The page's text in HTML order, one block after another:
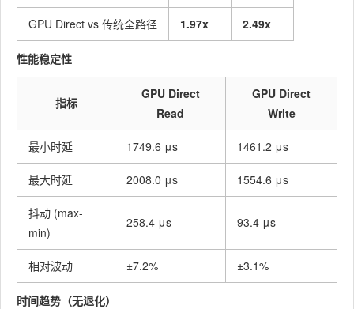
GPU Direct vs 传统全路径 1.97x 2.49x
性能稳定性
指标
GPU Direct
Read
GPU Direct
Write
最小时延 1749.6 μs 1461.2 μs
最大时延 2008.0 μs 1554.6 μs
抖动 (max-
min)
258.4 μs 93.4 μs
相对波动 ±7.2% ±3.1%
时间趋势（无退化）